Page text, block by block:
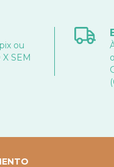
ou
SEM